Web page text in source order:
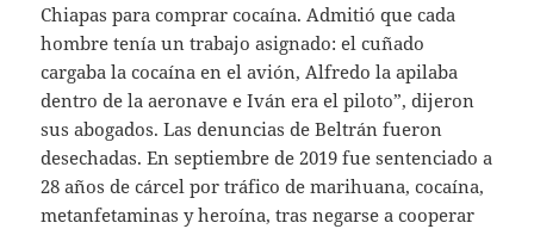
Chiapas para comprar cocaína. Admitió que cada
hombre tenía un trabajo asignado: el cuñado
cargaba la cocaína en el avión, Alfredo la apilaba
dentro de la aeronave e Iván era el piloto”, dijeron
sus abogados. Las denuncias de Beltrán fueron
desechadas. En septiembre de 2019 fue sentenciado a
28 años de cárcel por tráfico de marihuana, cocaína,
metanfetaminas y heroína, tras negarse a cooperar